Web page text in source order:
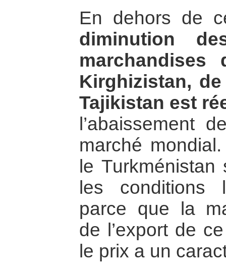
En dehors de
diminution
marchandises
Kirghizistan,
Tajikistan est
l’abaissement
marché
le
les conditions
parce que la
de l’export de
le prix a un